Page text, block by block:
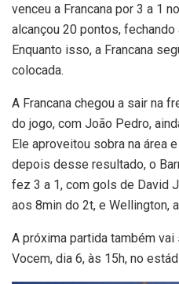
venceu a Francana por 3 a 1
alcançou 20 pontos, fechando
Enquanto isso, a Francana
colocada.
A Francana chegou a sair na
do jogo, com João Pedro,
Ele aproveitou sobra na área
depois desse resultado, o
fez 3 a 1, com gols de David
aos 8min do 2t, e Wellington,
A próxima partida também
Vocem, dia 6, às 15h, no